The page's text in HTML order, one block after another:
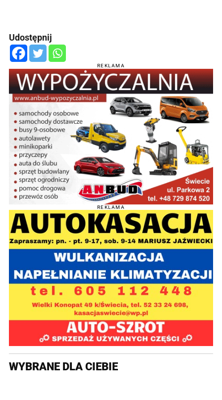
Udostępnij
REKLAMA
REKLAMA
WYBRANE DLA CIEBIE